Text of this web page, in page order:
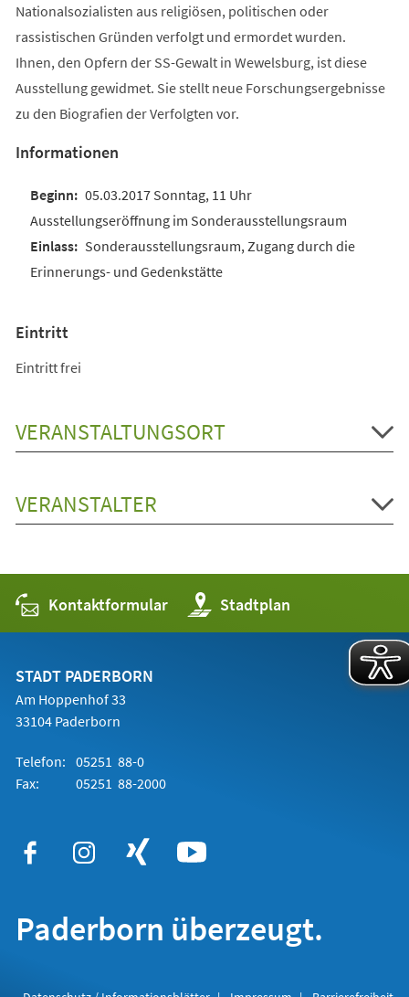
Nationalsozialisten aus religiösen, politischen oder
rassistischen Gründen verfolgt und ermordet wurden.
Ihnen, den Opfern der SS-Gewalt in Wewelsburg, ist diese
Ausstellung gewidmet. Sie stellt neue Forschungsergebnisse
zu den Biografien der Verfolgten vor.
Informationen
05.03.2017 Sonntag, 11 Uhr
Ausstellungseröffnung im Sonderausstellungsraum
Sonderausstellungsraum, Zugang durch die
Erinnerungs- und Gedenkstätte
Eintritt
Eintritt frei
VERANSTALTUNGSORT
VERANSTALTER
Kontaktformular Stadtplan
(Öffnet
in
einem
STADT PADERBORN
Am Hoppenhof 33
33104 Paderborn
Telefon: 05251 88-0
Fax:
05251 88-2000
Paderborn überzeugt.